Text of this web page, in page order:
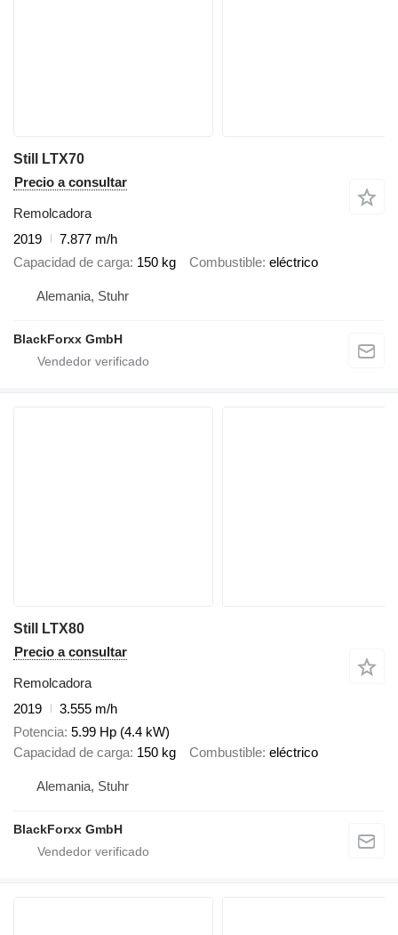
Still LTX70
Precio a consultar
Remolcadora
2019
7.877 m/h
Capacidad de carga 150 kg Combustible eléctrico
Alemania, Stuhr
BlackForxx GmbH
Still LTX80
Precio a consultar
Remolcadora
2019
3.555 m/h
Potencia 5.99 Hp (4.4 kW)
Capacidad de carga 150 kg Combustible eléctrico
Alemania, Stuhr
BlackForxx GmbH